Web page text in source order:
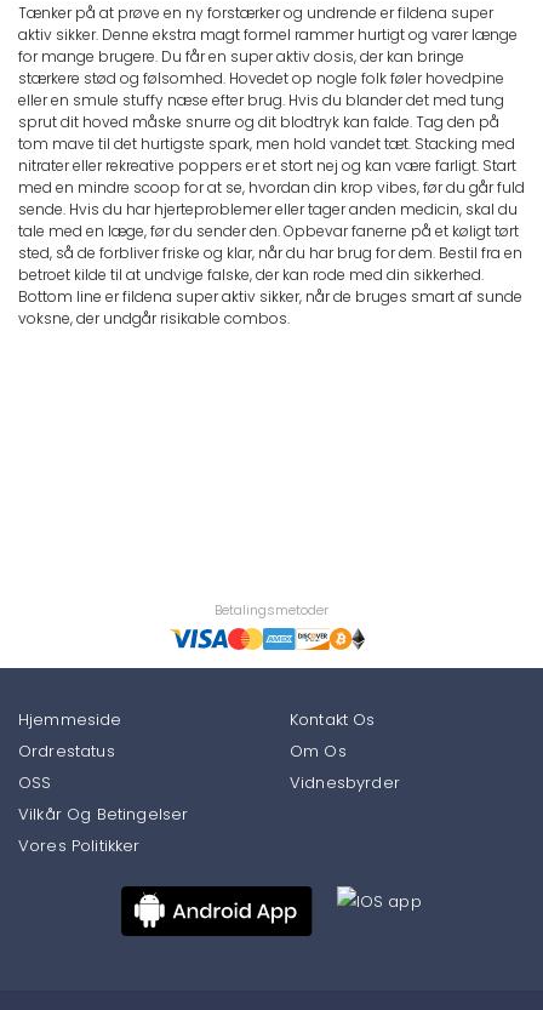
Tænker på at prøve en ny forstærker og undrende er fildena super
aktiv sikker. Denne ekstra magt formel rammer hurtigt og varer længe
for mange brugere. Du får en super aktiv dosis, der kan bringe
stærkere stød og følsomhed. Hovedet op nogle folk føler hovedpine
eller en smule stuffy næse efter brug. Hvis du blander det med tung
sprut dit hoved måske snurre og dit blodtryk kan falde. Tag den på
tom mave til det hurtigste spark, men hold vandet tæt. Stacking med
nitrater eller rekreative poppers er et stort nej og kan være farligt. Start
med en mindre scoop for at se, hvordan din krop vibes, før du går fuld
sende. Hvis du har hjerteproblemer eller tager anden medicin, skal du
tale med en læge, før du sender den. Opbevar fanerne på et køligt tørt
sted, så de forbliver friske og klar, når du har brug for dem. Bestil fra en
betroet kilde til at undvige falske, der kan rode med din sikkerhed.
Bottom line er fildena super aktiv sikker, når de bruges smart af sunde
voksne, der undgår risikable combos.
Betalingsmetoder
Hjemmeside
Ordrestatus
OSS
Kontakt Os
Om Os
Vidnesbyrder
Vilkår Og Betingelser
Vores Politikker